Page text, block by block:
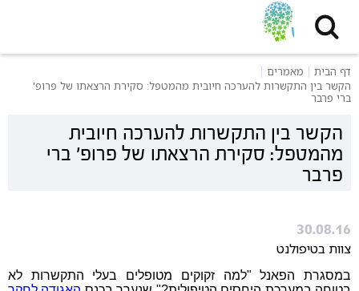
דף הבית
מאמרים
הקשר בין התקשרות להערכה חיובית מהמטפל: סקירת הרצאתו של פרופ'
ברי פרבר
הקשר בין התקשרות להערכה חיובית
מהמטפל: סקירת הרצאתו של פרופ' ברי
פרבר
30.08.16
צוות בטיפולנט
במסגרת הפאנל "למה זקוקים מטופלים בעלי התקשרות לא